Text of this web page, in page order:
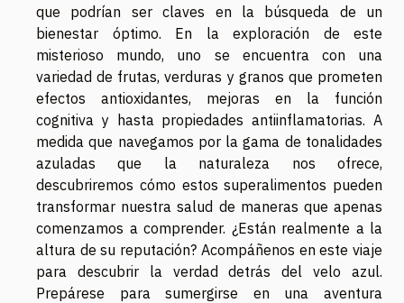
que podrían ser claves en la búsqueda de un
bienestar óptimo. En la exploración de este
misterioso mundo, uno se encuentra con una
variedad de frutas, verduras y granos que prometen
efectos antioxidantes, mejoras en la función
cognitiva y hasta propiedades antiinflamatorias. A
medida que navegamos por la gama de tonalidades
azuladas que la naturaleza nos ofrece,
descubriremos cómo estos superalimentos pueden
transformar nuestra salud de maneras que apenas
comenzamos a comprender. ¿Están realmente a la
altura de su reputación? Acompáñenos en este viaje
para descubrir la verdad detrás del velo azul.
Prepárese para sumergirse en una aventura